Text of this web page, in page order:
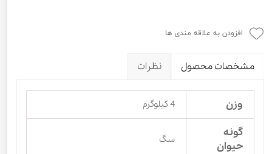
افزودن به علاقه مندی ها
مشخصات محصول نظرات
وزن 4 کیلوگرم
گونه
حیوان
سگ